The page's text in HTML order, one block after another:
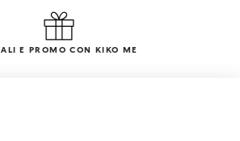
E PROMO CON KIKO ME